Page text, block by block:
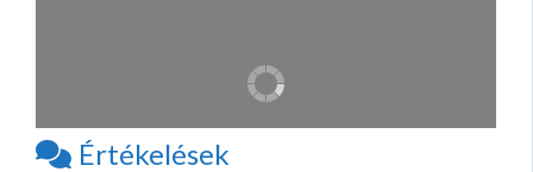
Értékelések